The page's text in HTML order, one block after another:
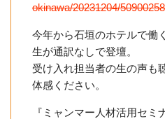
okinawa/20231204/
今年から石垣のホテルで働
生が通訳なしで登壇。
受け入れ担当者の生の声も
体感ください。
『ミャンマー人材活用セ